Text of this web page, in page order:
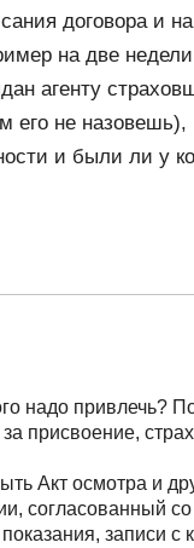
договора и
на две
агенту
его не назовешь),
и были ли у
надо привлечь?
присвоение,
Акт осмотра и
согласованный
записи с